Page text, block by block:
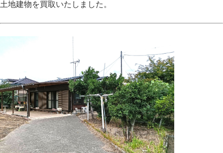
土地建物を買取いたしました。